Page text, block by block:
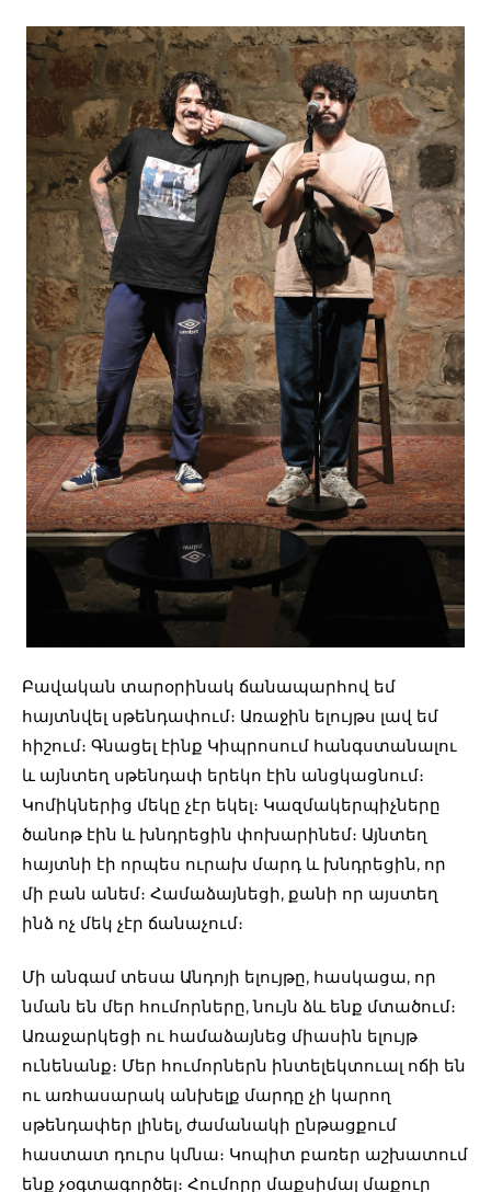
Բավական տարօրինակ ճանապարհով եմ
հայտնվել սթենդափում։ Առաջին ելույթս լավ եմ
հիշում։ Գնացել էինք Կիպրոսում հանգստանալու
և այնտեղ սթենդափ երեկո էին անցկացնում։
Կոմիկներից մեկը չէր եկել։ Կազմակերպիչները
ծանոթ էին և խնդրեցին փոխարինեմ։ Այնտեղ
հայտնի էի որպես ուրախ մարդ և խնդրեցին, որ
մի բան անեմ։ Համաձայնեցի, քանի որ այստեղ
ինձ ոչ մեկ չէր ճանաչում։
Մի անգամ տեսա Անդոյի ելույթը, հասկացա, որ
նման են մեր հումորները, նույն ձև ենք մտածում։
Առաջարկեցի ու համաձայնեց միասին ելույթ
ունենանք։ Մեր հումորներն ինտելեկտուալ ոճի են
ու առհասարակ անխելք մարդը չի կարող
սթենդափեր լինել, ժամանակի ընթացքում
հաստատ դուրս կմնա։ Կոպիտ բառեր աշխատում
ենք չօգտագործել։ Հումորը մաքսիմալ մաքուր